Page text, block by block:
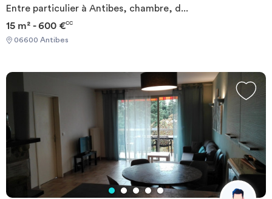
Entre particulier à Antibes, chambre, d...
15 m² - 600 €CC
06600 Antibes